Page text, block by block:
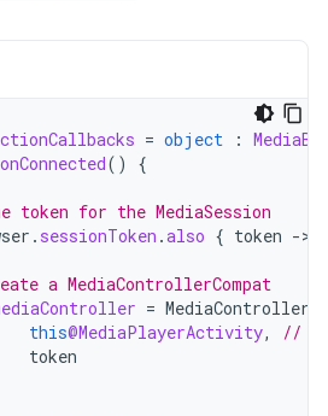
= object :
onConnected() {
token for the MediaSession
. sessionToken .also { token ->
a MediaControllerCompat
=
this@MediaPlayerActivity,
//
token